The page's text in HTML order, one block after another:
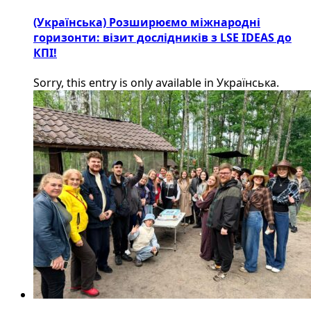
(Українська) Розширюємо міжнародні
горизонти: візит дослідників з LSE IDEAS до
КПІ!
Sorry, this entry is only available in Українська.